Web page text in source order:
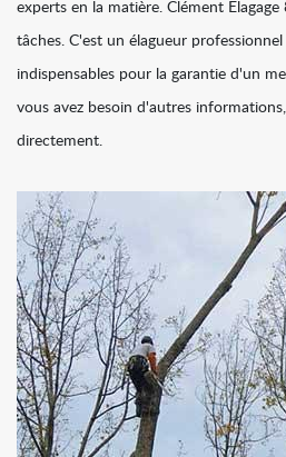
experts en la matière. Clément
tâches. C'est un élagueur
indispensables pour la garantie d'un
vous avez besoin d'autres
directement.